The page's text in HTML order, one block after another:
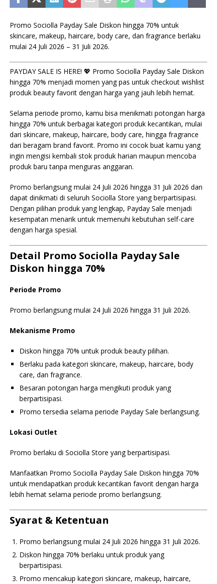
Promo Sociolla Payday Sale Diskon hingga 70% untuk
skincare, makeup, haircare, body care, dan fragrance berlaku
mulai 24 Juli 2026 – 31 Juli 2026.
PAYDAY SALE IS HERE! 💖 Promo Sociolla Payday Sale Diskon
hingga 70% menjadi momen yang pas untuk checkout wishlist
produk beauty favorit dengan harga yang jauh lebih hemat.
Selama periode promo, kamu bisa menikmati potongan harga
hingga 70% untuk berbagai kategori produk kecantikan, mulai
dari skincare, makeup, haircare, body care, hingga fragrance
dari beragam brand favorit. Promo ini cocok buat kamu yang
ingin mengisi kembali stok produk harian maupun mencoba
produk baru tanpa menguras anggaran.
Promo berlangsung mulai 24 Juli 2026 hingga 31 Juli 2026 dan
dapat dinikmati di seluruh Sociolla Store yang berpartisipasi.
Dengan pilihan produk yang lengkap, Payday Sale menjadi
kesempatan menarik untuk memenuhi kebutuhan self-care
dengan harga spesial.
Detail Promo Sociolla Payday Sale
Diskon hingga 70%
Periode Promo
Promo berlangsung mulai 24 Juli 2026 hingga 31 Juli 2026.
Mekanisme Promo
Diskon hingga 70% untuk produk beauty pilihan.
Berlaku pada kategori skincare, makeup, haircare, body
care, dan fragrance.
Besaran potongan harga mengikuti produk yang
berpartisipasi.
Promo tersedia selama periode Payday Sale berlangsung.
Lokasi Outlet
Promo berlaku di Sociolla Store yang berpartisipasi.
Manfaatkan Promo Sociolla Payday Sale Diskon hingga 70%
untuk mendapatkan produk kecantikan favorit dengan harga
lebih hemat selama periode promo berlangsung.
Syarat & Ketentuan
Promo berlangsung mulai 24 Juli 2026 hingga 31 Juli 2026.
Diskon hingga 70% berlaku untuk produk yang
berpartisipasi.
Promo mencakup kategori skincare, makeup, haircare,